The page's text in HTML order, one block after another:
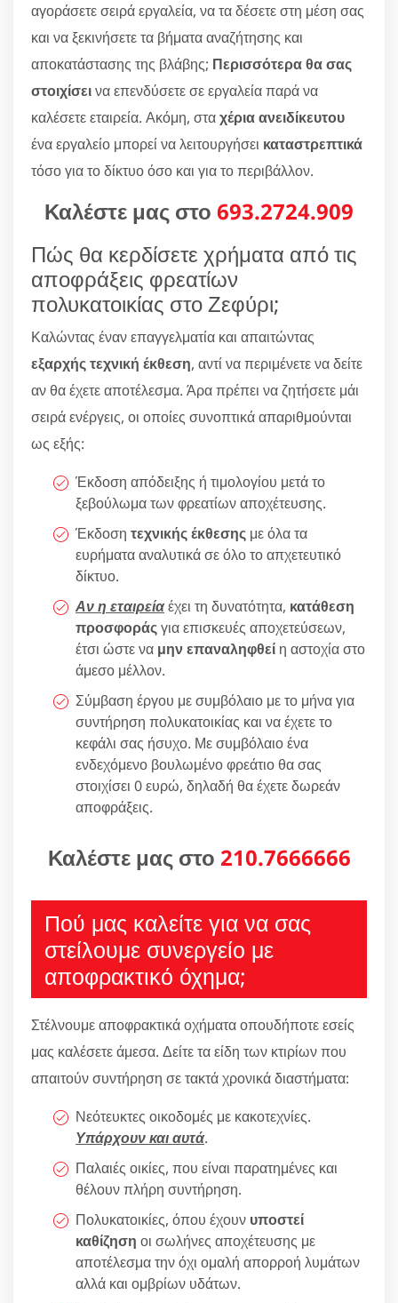
αγοράσετε σειρά εργαλεία, να τα δέσετε στη μέση σας
και να ξεκινήσετε τα βήματα αναζήτησης και
αποκατάστασης της βλάβης; Περισσότερα θα σας
στοιχίσεινα επενδύσετε σε εργαλεία παρά να
καλέσετε εταιρεία. Ακόμη, σταχέρια ανειδίκευτου
ένα εργαλείο μπορεί να λειτουργήσει καταστρεπτικά
τόσο για το δίκτυο όσο και για το περιβάλλον.
Καλέστε μας στο 693.2724.909
Πώς θα κερδίσετε χρήματα από τις
αποφράξεις φρεατίων
πολυκατοικίας στο Ζεφύρι;
Καλώντας έναν επαγγελματία και απαιτώντας
εξαρχής τεχνική έκθεση, αντί να περιμένετε να δείτε
αν θα έχετε αποτέλεσμα. Άρα πρέπει να ζητήσετε μάι
σειρά ενέργεις, οι οποίες συνοπτικά απαριθμούνται
ως εξής:
Έκδοση απόδειξης ή τιμολογίου μετά το
ξεβούλωμα των φρεατίων αποχέτευσης.
Έκδοση τεχνικής έκθεσης με όλα τα
ευρήματα αναλυτικά σε όλο το απχετευτικό
δίκτυο.
Αν η εταιρείαέχει τη δυνατότητα, κατάθεση
προσφοράςγια επισκευές αποχετεύσεων,
έτσι ώστε να μην επαναληφθεί η αστοχία στο
άμεσο μέλλον.
Σύμβαση έργου με συμβόλαιο με το μήνα για
συντήρηση πολυκατοικίας και να έχετε το
κεφάλι σας ήσυχο. Με συμβόλαιο ένα
ενδεχόμενο βουλωμένο φρεάτιο θα σας
στοιχίσει 0 ευρώ, δηλαδή θα έχετε δωρεάν
αποφράξεις.
Καλέστε μας στο 210.7666666
Πού μας καλείτε για να σας
στείλουμε συνεργείο με
αποφρακτικό όχημα;
Στέλνουμε αποφρακτικά οχήματα οπουδήποτε εσείς
μας καλέσετε άμεσα. Δείτε τα είδη των κτιρίων που
απαιτούν συντήρηση σε τακτά χρονικά διαστήματα:
Νεότευκτες οικοδομές με κακοτεχνίες.
Υπάρχουν και αυτά.
Παλαιές οικίες, που είναι παρατημένες και
θέλουν πλήρη συντήρηση.
Πολυκατοικίες, όπου έχουν υποστεί
καθίζηση οι σωλήνες αποχέτευσης με
αποτέλεσμα την όχι ομαλή απορροή λυμάτων
αλλά και ομβρίων υδάτων.